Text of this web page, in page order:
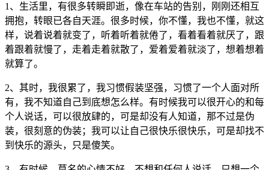
1、生活里，有很多转瞬即逝，像在车站的告别，刚刚还相互
拥抱，转眼已各自天涯。很多时候，你不懂，我也不懂，就这
样，说着说着就变了，听着听着就倦了，看着看着就厌了，跟
着跟着就慢了，走着走着就散了，爱着爱着就淡了，想着想着
就算了。
2、其时，我很累了，我习惯假装坚强，习惯了一个人面对所
有，我不知道自己到底想怎么样。有时候我可以很开心的和每
个人说话，可以很放肆的，可是却没有人知道，那不过是伪
装，很刻意的伪装；我可以让自己很快乐很快乐，可是却找不
到快乐的源头，只是傻笑。